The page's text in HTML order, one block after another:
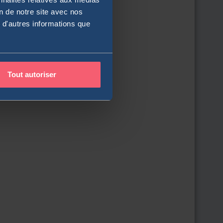
de notre site avec nos
informations que
Tout autoriser